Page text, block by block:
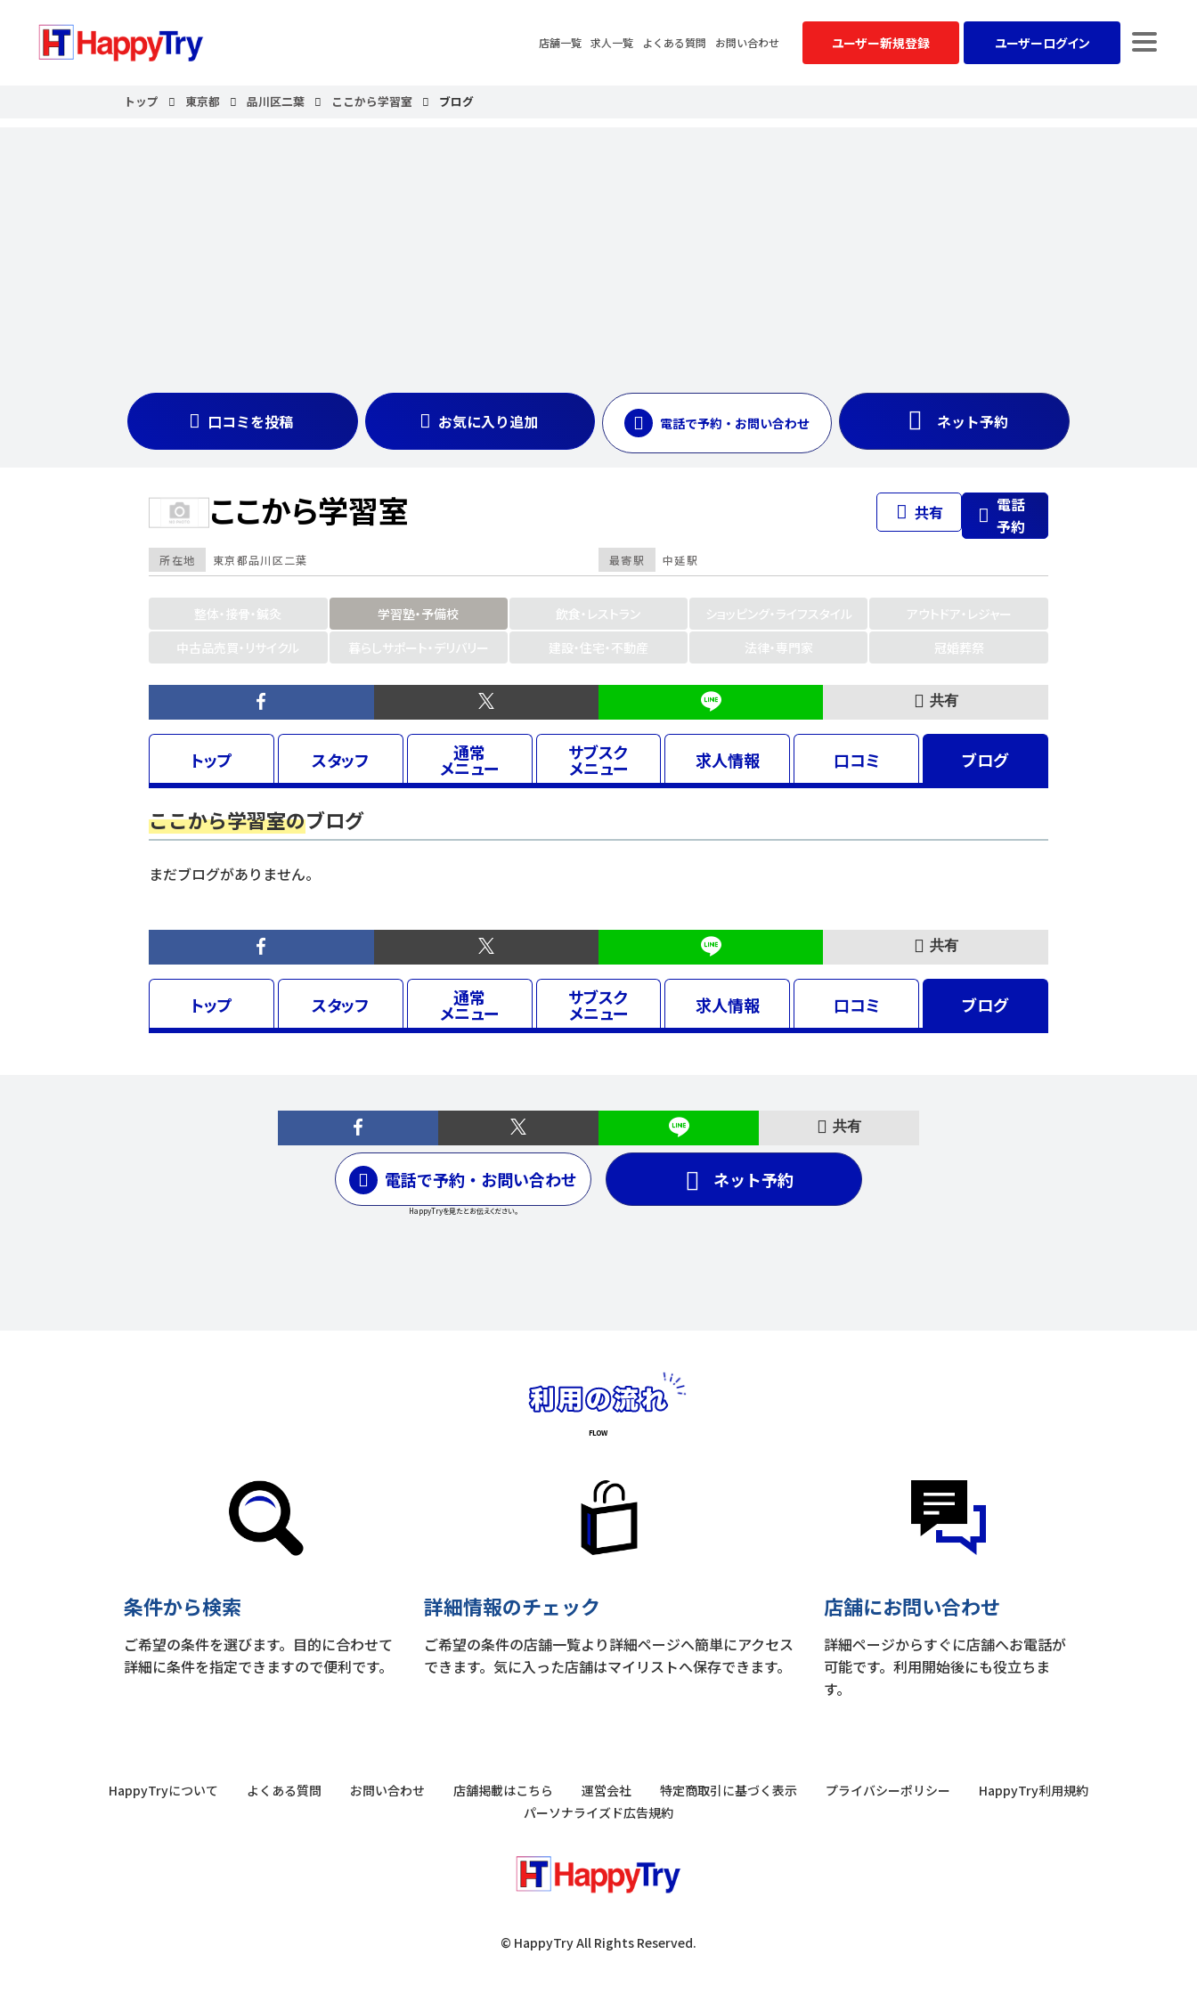
店舗一覧 求人一覧 よくある質問 お問い合わせ ユーザー新規登録 ユーザーログイン
トップ 東京都 品川区二葉 ここから学習室 ブログ
ネット予約
電話で予約・お問い合わせ
口コミを投稿 お気に入り追加
ここから学習室 共有
電話
予約
最寄駅 中延駅
所在地 東京都品川区二葉
整体・接骨・鍼灸 学習塾・予備校 飲食・レストラン ショッピング・ライフスタイル
アウトドア・レジャー
中古品売買・リサイクル
暮らしサポート・デリバリー 建設・住宅・不動産 法律・専門家 冠婚葬祭
共有
トップ スタッフ 通常
メニュー
サブスク
メニュー 求人情報 口コミ ブログ
ここから学習室のブログ
まだブログがありません。
共有
トップ スタッフ 通常
メニュー
サブスク
メニュー 求人情報 口コミ ブログ
共有
ネット予約
電話で予約・お問い合わせ
HappyTryを見たとお伝えください。
条件から検索
ご希望の条件を選びます。目的に合わせて
詳細に条件を指定できますので便利です。
詳細情報のチェック
ご希望の条件の店舗一覧より詳細ページへ簡単にアクセス
できます。気に入った店舗はマイリストへ保存できます。
店舗にお問い合わせ
詳細ページからすぐに店舗へお電話が
可能です。利用開始後にも役立ちま
す。
HappyTryについて よくある質問 お問い合わせ 店舗掲載はこちら 運営会社 特定商取引に基づく表示 プライバシーポリシー
HappyTry利用規約
パーソナライズド広告規約
© HappyTry All Rights Reserved.